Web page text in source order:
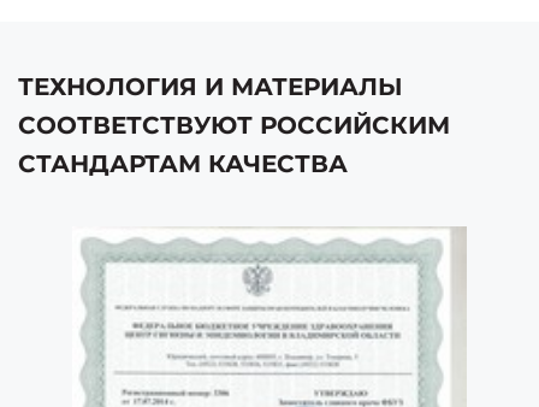
ТЕХНОЛОГИЯ И МАТЕРИАЛЫ
СООТВЕТСТВУЮТ РОССИЙСКИМ
СТАНДАРТАМ КАЧЕСТВА